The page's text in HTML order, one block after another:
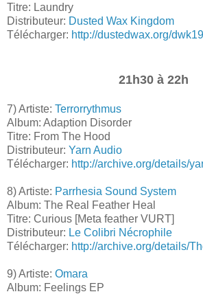
Titre: Laundry
Distributeur: Dusted Wax Kingdom
Télécharger: http://dustedwax.org/
21h30 à 22h
7) Artiste: Terrorrythmus
Album: Adaption Disorder
Titre: From The Hood
Distributeur: Yarn Audio
Télécharger: http://archive.org/details/
8) Artiste: Parrhesia Sound System
Album: The Real Feather Heal
Titre: Curious [Meta feather VURT]
Distributeur: Le Colibri Nécrophile
Télécharger: http://archive.org/details/
9) Artiste: Omara
Album: Feelings EP